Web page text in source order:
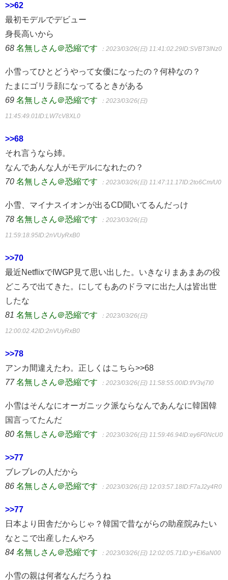
>>62
最初モデルでデビュー
身長高いから
68 名無しさん＠恐縮です ：2023/03/26(日) 11:41:02.29ID:SVBT3INz0
小雪ってひとどうやって女優になったの？何枠なの？
たまにゴリラ顔になってるときがある
69 名無しさん＠恐縮です ：2023/03/26(日)
11:45:49.01ID:LW7cV8XL0
>>68
それ言うなら姉。
なんであんな人がモデルになれたの？
70 名無しさん＠恐縮です ：2023/03/26(日) 11:47:11.17ID:2to6Cm/U0
小雪、マイナスイオンが出るCD聞いてるんだっけ
78 名無しさん＠恐縮です ：2023/03/26(日)
11:59:18.95ID:2nVUyRxB0
>>70
最近NetflixでIWGP見て思い出した。いきなりまあまあの役
どころで出てきた。にしてもあのドラマに出た人は皆出世
したな
81 名無しさん＠恐縮です ：2023/03/26(日)
12:00:02.42ID:2nVUyRxB0
>>78
アンカ間違えたわ。正しくはこちら>>68
77 名無しさん＠恐縮です ：2023/03/26(日) 11:58:55.00ID:f/V3vj7I0
小雪はそんなにオーガニック派ならなんであんなに韓国韓
国言ってたんだ
80 名無しさん＠恐縮です ：2023/03/26(日) 11:59:46.94ID:ey6F0NcU0
>>77
ブレブレの人だから
86 名無しさん＠恐縮です ：2023/03/26(日) 12:03:57.18ID:F7aJ2y4R0
>>77
日本より田舎だからじゃ？韓国で昔ながらの助産院みたい
なとこで出産したんやろ
84 名無しさん＠恐縮です ：2023/03/26(日) 12:02:05.71ID:y+EI6aN00
小雪の親は何者なんだろうね